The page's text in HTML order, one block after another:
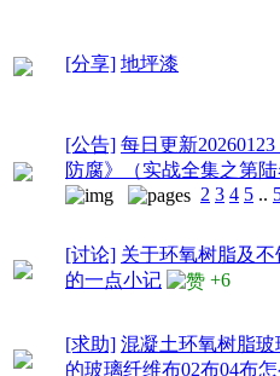
[分享] 地坪漆
[公告] 每日更新
防腐》（实战全集之第陆
2 3 4 5 ..
[讨论] 关于环氧树脂及
的一点小记
+6
[求助] 混凝土环氧树脂玻
的玻璃纤维布02布04布